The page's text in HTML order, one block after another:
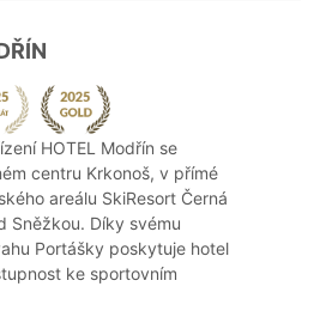
HOTEL Modřín se
centru Krkonoš, v přímé
areálu SkiResort Černá
Sněžkou. Díky svému
Portášky poskytuje hotel
ke sportovním